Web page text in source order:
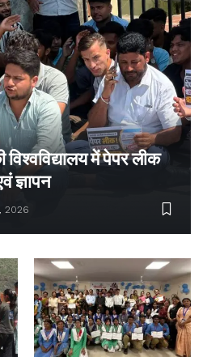
विश्वविद्यालय में पेपर लीक
ज्ञापन
2026